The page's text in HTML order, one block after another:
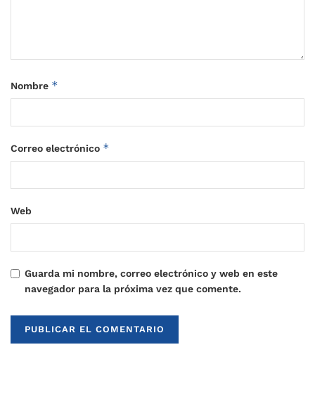
Nombre *
Correo electrónico *
Web
Guarda mi nombre, correo electrónico y web en este
navegador para la próxima vez que comente.